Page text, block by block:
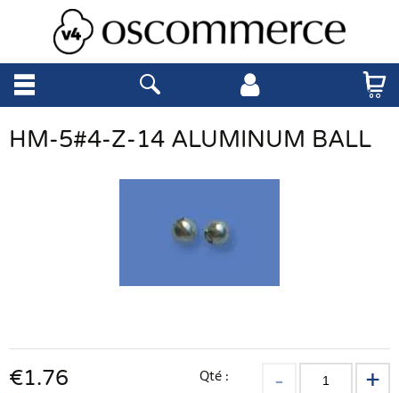
HM-5#4-Z-14 ALUMINUM BALL
€1.76 Qté :